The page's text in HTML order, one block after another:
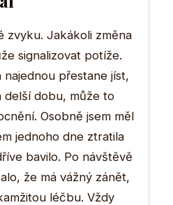
zvyku. Jakákoli změna
signalizovat potíže.
přestane jíst,
delší dobu, může to
Osobně jsem měl
jednoho dne ztratila
bavilo. Po návštěvě
že má vážný zánět,
léčbu. Vždy